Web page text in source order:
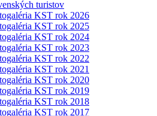
turistov
KST rok 2026
KST rok 2025
KST rok 2024
KST rok 2023
KST rok 2022
KST rok 2021
KST rok 2020
KST rok 2019
KST rok 2018
KST rok 2017